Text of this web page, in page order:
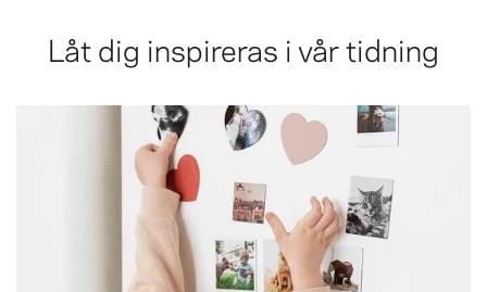
Låt dig inspireras i vår tidning